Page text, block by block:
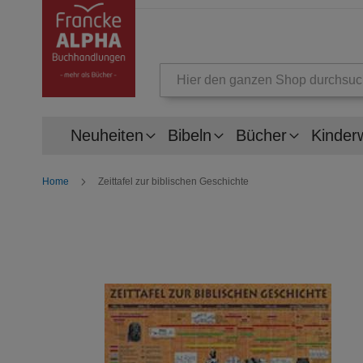
Neuheiten Bibeln Bücher
Home Zeittafel zur biblischen Geschichte